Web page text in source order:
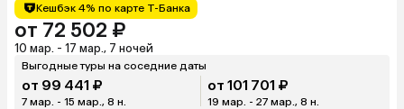
Кешбэк 4% по карте Т-Банка
от 72 502 ₽
10 мар. - 17 мар., 7 ночей
Выгодные туры на соседние даты
от 99 441 ₽
7 мар. - 15 мар., 8 н.
от 101 701 ₽
19 мар. - 27 мар., 8 н.